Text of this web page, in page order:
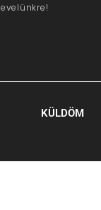
KÜLDÖM